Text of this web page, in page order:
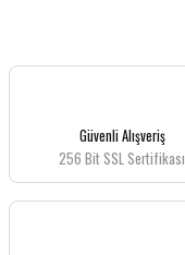
Güvenli Alışveriş
256 Bit SSL Sertifikası